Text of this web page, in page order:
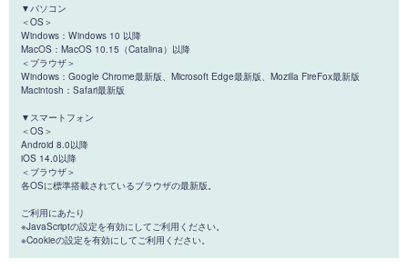
▼パソコン
＜OS＞
Windows：Windows 10 以降
MacOS：MacOS 10.15（Catalina）以降
＜ブラウザ＞
Windows：Google Chrome最新版、Microsoft Edge最新版、Mozilla FireFox最新版
Macintosh：Safari最新版
▼スマートフォン
＜OS＞
Android 8.0以降
iOS 14.0以降
＜ブラウザ＞
各OSに標準搭載されているブラウザの最新版。
ご利用にあたり
※JavaScriptの設定を有効にしてご利用ください。
※Cookieの設定を有効にしてご利用ください。